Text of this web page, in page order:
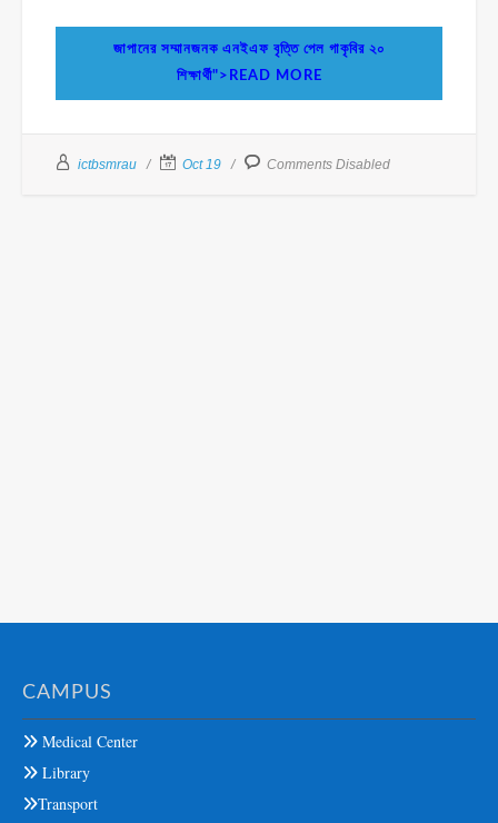
জাপানের সম্মানজনক এনইএফ বৃত্তি পেল গাকৃবির ২০
শিক্ষার্থী">READ MORE
ictbsmrau Oct 19 Comments Disabled
CAMPUS
Medical Center
Library
Transport